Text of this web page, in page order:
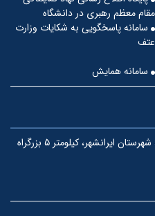
مقام معظم رهبری در دانشگاه
سامانه پاسخگویی به شکایات وزارت
عتف
سامانه همایش
استان سیستان و بلوچستان، شهرستان ایرانشهر، کیلومتر ۵ بزرگراه